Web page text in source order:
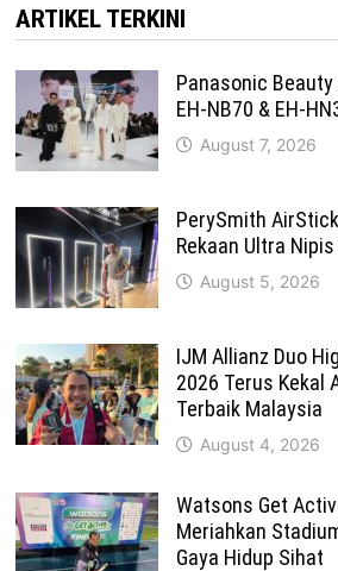
ARTIKEL TERKINI
Panasonic
EH-NB70 & EH-
August 7, 2026
PerySmith
Rekaan Ultra
August 5, 2026
IJM Allianz Duo
2026 Terus Kekal
Terbaik Malaysia
August 4, 2026
Watsons Get
Meriahkan
Gaya Hidup Sihat